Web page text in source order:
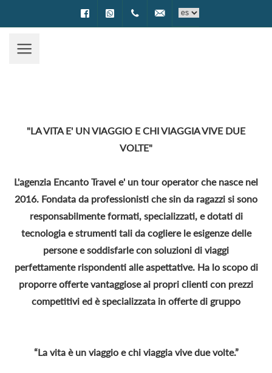
Facebook WhatsApp0994002622
"LA VITA E' UN VIAGGIO E CHI VIAGGIA VIVE DUE
VOLTE"
L'agenzia Encanto Travel e' un tour operator che nasce nel
2016. Fondata da professionisti che sin da ragazzi si sono
responsabilmente formati, specializzati, e dotati di
tecnologia e strumenti tali da cogliere le esigenze delle
persone e soddisfarle con soluzioni di viaggi
perfettamente rispondenti alle aspettative. Ha lo scopo di
proporre offerte vantaggiose ai propri clienti con prezzi
competitivi ed è specializzata in offerte di gruppo
“La vita è un viaggio e chi viaggia vive due volte.”